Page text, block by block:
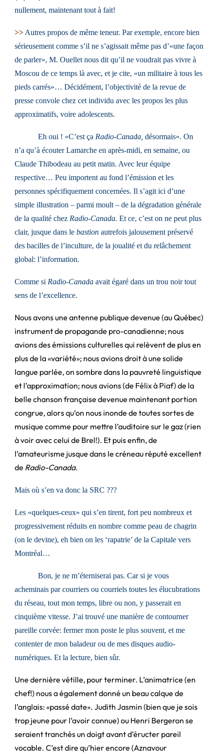
nullement, maintenant tout à fait!
>> Autres propos de même teneur. Par exemple, encore bien
sérieusement comme s’il ne s’agissait même pas d’«une façon
de parler», M. Ouellet nous dit qu’il ne voudrait pas vivre à
Moscou de ce temps là avec, et je cite, «un militaire à tous les
pieds carrés»… Décidément, l’objectivité de la revue de
presse convole chez cet individu avec les propos les plus
approximatifs, voire adolescents.
Eh oui ! «C’est ça Radio-Canada, désormais». On
n’a qu’à écouter Lamarche en après-midi, en semaine, ou
Claude Thibodeau au petit matin. Avec leur équipe
respective… Peu importent au fond l’émission et les
personnes spécifiquement concernées. Il s’agit ici d’une
simple illustration – parmi moult – de la dégradation générale
de la qualité chez Radio-Canada. Et ce, c’est on ne peut plus
clair, jusque dans le bastion autrefois jalousement préservé
des bacilles de l’inculture, de la joualité et du relâchement
global: l’information.
Comme si Radio-Canada avait égaré dans un trou noir tout
sens de l’excellence.
Nous avons une antenne publique devenue (au Québec)
instrument de propagande pro-canadienne; nous
avions des émissions culturelles qui relèvent de plus en
plus de la «variété»; nous avions droit à une solide
langue parlée, on sombre dans la pauvreté linguistique
et l’approximation; nous avions (de Félix à Piaf) de la
belle chanson française devenue maintenant portion
congrue, alors qu’on nous inonde de toutes sortes de
musique comme pour mettre l’auditoire sur le gaz (rien
à voir avec celui de Brel!). Et puis enfin, de
l’amateurisme jusque dans le créneau réputé excellent
de Radio-Canada.
Mais où s’en va donc la SRC ???
Les «quelques-ceux» qui s’en tirent, fort peu nombreux et
progressivement réduits en nombre comme peau de chagrin
(on le devine), eh bien on les ‘rapatrie’ de la Capitale vers
Montréal…
Bon, je ne m’éterniserai pas. Car si je vous
acheminais par courriers ou courriels toutes les élucubrations
du réseau, tout mon temps, libre ou non, y passerait en
cinquième vitesse. J’ai trouvé une manière de contourner
pareille corvée: fermer mon poste le plus souvent, et me
contenter de mon baladeur ou de mes disques audio-
numériques. Et la lecture, bien sûr.
Une dernière vétille, pour terminer. L’animatrice (en
chef!) nous a également donné un beau calque de
l’anglais: «passé date». Judith Jasmin (bien que je sois
trop jeune pour l’avoir connue) ou Henri Bergeron se
seraient tranchés un doigt avant d’éructer pareil
vocable. C’est dire qu’hier encore (Aznavour